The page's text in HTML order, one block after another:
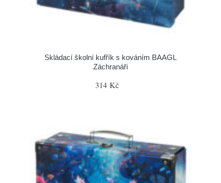
Skládací školní kufřík s kováním BAAGL
Záchranáři
314 Kč